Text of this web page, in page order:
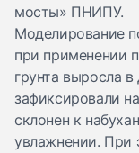
мосты» ПНИПУ.
Моделирование
при применении
грунта выросла
зафиксировали
склонен к
увлажнении. При